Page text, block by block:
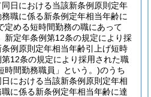
日における当該新条例原則定年
職に係る新条例定年相当年齢に
定める短時間勤務の職にあって
新定年条例第12条の規定により採
例原則定年相当年齢引上げ短時
12条の規定により採用された職
時間勤務職員」という。)のうち
における当該新条例原則定年相
に係る新条例定年相当年齢に達